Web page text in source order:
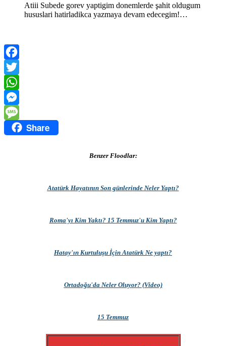
Atiii Subede gorev yaptigim donemlerde şahit oldugum
hususlari hatirladikca yazmaya devam edecegim!…
Facebook
Twitter
WhatsApp
Messenger
MessageShare
Benzer Floodlar:
Atatürk Hayatının Son günlerinde Neler Yaptı?
Roma'yı Kim Yaktı? 15 Temmuz'u Kim Yaptı?
Hatay'ın Kurtuluşu İçin Atatürk Ne yaptı?
Ortadoğu'da Neler Oluyor? (Video)
15 Temmuz